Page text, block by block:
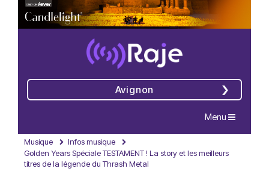
Avignon
Navigation
Menu
Musique
Infos musique
Golden Years Spéciale TESTAMENT ! La story et les meilleurs
titres de la légende du Thrash Metal